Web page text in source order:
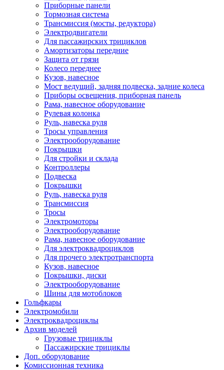
Приборные панели
Тормозная система
Трансмиссия (мосты, редуктора)
Электродвигатели
Для пассажирских трициклов
Амортизаторы передние
Защита от грязи
Колесо переднее
Кузов, навесное
Мост ведущий, задняя подвеска, задние колеса
Приборы освещения, приборная панель
Рама, навесное оборудование
Рулевая колонка
Руль, навеска руля
Тросы управления
Электрооборудование
Покрышки
Для стройки и склада
Контроллеры
Подвеска
Покрышки
Руль, навеска руля
Трансмиссия
Тросы
Электромоторы
Электрооборудование
Рама, навесное оборудование
Для электроквадроциклов
Для прочего электротранспорта
Кузов, навесное
Покрышки, диски
Электрооборудование
Шины для мотоблоков
Гольфкары
Электромобили
Электроквадроциклы
Архив моделей
Грузовые трициклы
Пассажирские трициклы
Доп. оборудование
Комиссионная техника